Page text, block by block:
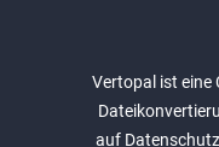
Vertopal ist eine
auf